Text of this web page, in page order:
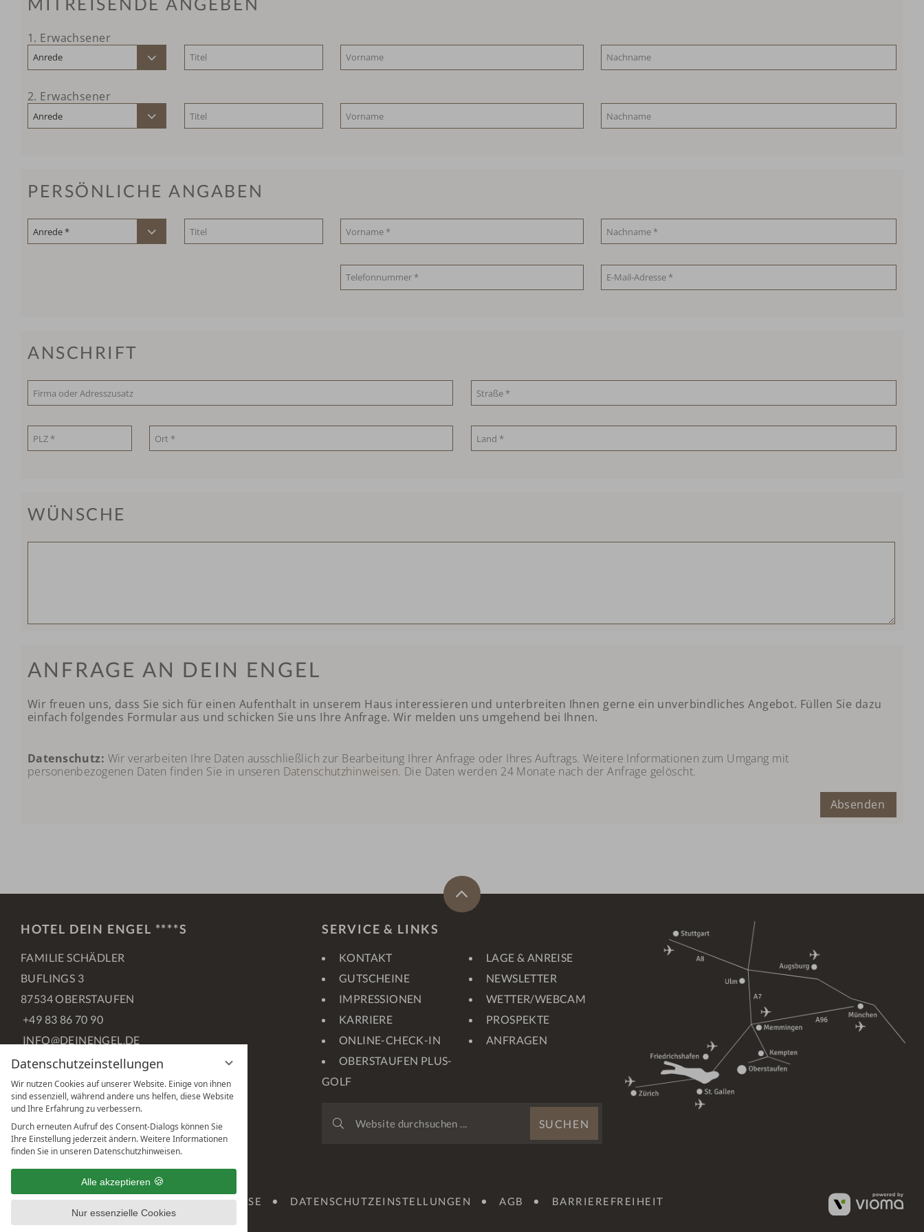
Datenschutzeinstellungen
Wir nutzen Cookies auf unserer Website. Einige von ihnen
sind essenziell, während andere uns helfen, diese Website
und Ihre Erfahrung zu verbessern.
Durch erneuten Aufruf des Consent-Dialogs können Sie
Ihre Einstellung jederzeit ändern. Weitere Informationen
finden Sie in unseren Datenschutzhinweisen.
Alle akzeptieren
Nur essenzielle Cookies
1. Erwachsener
2. Erwachsener
PERSÖNLICHE ANGABEN
ANSCHRIFT
WÜNSCHE
ANFRAGE AN DEIN ENGEL
Wir freuen uns, dass Sie sich für einen Aufenthalt in unserem Haus interessieren und unterbreiten Ihnen gerne ein unverbindliches Angebot. Füllen Sie dazu
einfach folgendes Formular aus und schicken Sie uns Ihre Anfrage. Wir melden uns umgehend bei Ihnen.
Datenschutz: Wir verarbeiten Ihre Daten ausschließlich zur Bearbeitung Ihrer Anfrage oder Ihres Auftrags. Weitere Informationen zum Umgang mit
personenbezogenen Daten finden Sie in unseren Datenschutzhinweisen. Die Daten werden 24 Monate nach der Anfrage gelöscht.
Absenden
HOTEL DEIN ENGEL ****S
FAMILIE SCHÄDLER
BUFLINGS 3
87534 OBERSTAUFEN
+49 83 86 70 90
INFO@DEINENGEL.DE
FACEBOOKINSTAGRAMPINTEREST
SERVICE & LINKS
KONTAKT
LAGE & ANREISE
GUTSCHEINE
NEWSLETTER
IMPRESSIONEN
WETTER/WEBCAM
KARRIERE
PROSPEKTE
ONLINE-CHECK-IN
ANFRAGEN
OBERSTAUFEN PLUS-
GOLF
DURCHSUCHEN
SUCHEN
IMPRESSUM DATENSCHUTZHINWEISE DATENSCHUTZEINSTELLUNGEN AGB BARRIEREFREIHEIT